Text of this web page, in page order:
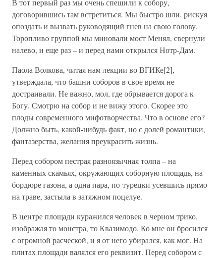
В тот первый раз мы очень спешили к собору,
договорившись там встретиться. Мы быстро шли, рискуя
опоздать и вызвать руководящий гнев на свою голову.
Торопливо группой мы миновали мост Менял, свернули
налево, и еще раз – и перед нами открылся Нотр-Дам.
Паола Волкова, читая нам лекции во ВГИКе[2],
утверждала, что башни соборов в свое время не
достраивали. Не важно, мол, где обрывается дорога к
Богу. Смотрю на собор и не вижу этого. Скорее это
плоды современного мифотворчества. Что в основе его?
Должно быть, какой-нибудь факт, но с долей романтики,
фантазерства, желания преукрасить жизнь.
Перед собором пестрая разноязычная толпа – на
каменных скамьях, окружающих соборную площадь, на
бордюре газона, а одна пара, по-турецки усевшись прямо
на траве, застыла в затяжном поцелуе.
В центре площади куражился человек в черном трико,
изображая то монстра, то Квазимодо. Ко мне он бросился
с огромной расческой, и я от него убирался, как мог. На
плитах площади валялся его реквизит. Перед собором с